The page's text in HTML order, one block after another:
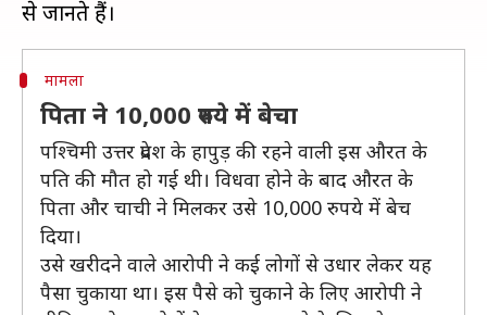
मामला
पिता ने 10,000 रुपये में बेचा
पश्चिमी उत्तर प्रदेश के हापुड़ की रहने वाली इस औरत के
पति की मौत हो गई थी। विधवा होने के बाद औरत के
पिता और चाची ने मिलकर उसे 10,000 रुपये में बेच
दिया।
उसे खरीदने वाले आरोपी ने कई लोगों से उधार लेकर यह
पैसा चुकाया था। इस पैसे को चुकाने के लिए आरोपी ने